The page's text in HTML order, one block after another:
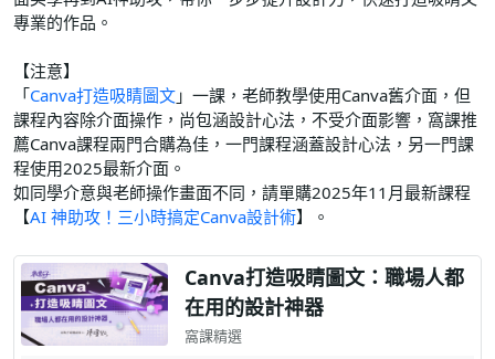
專業的作品。
【注意】
「Canva打造吸睛圖文 」一課，老師教學使用Canva舊介面，但
課程內容除介面操作，尚包涵設計心法，不受介面影響，窩課推
薦Canva課程兩門合購為佳，一門課程涵蓋設計心法，另一門課
程使用2025最新介面。
如同學介意與老師操作畫面不同，請單購2025年11月最新課程
【AI 神助攻！三小時搞定Canva設計術】。
Canva打造吸睛圖文：職場人都
在用的設計神器
窩課精選